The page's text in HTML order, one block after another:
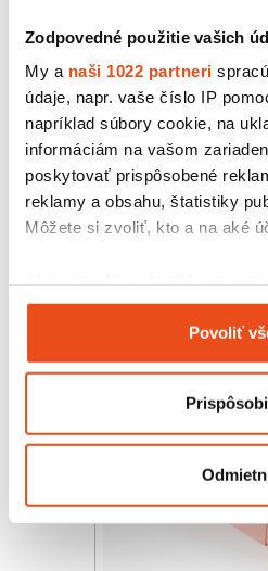
Zodpovedné použitie vašich
My a naši 1022 partneri
údaje, napr. vaše číslo IP
napríklad súbory cookie, na
informáciám na vašom
poskytovať prispôsobené
reklamy a obsahu, štatistiky
Môžete si zvoliť, kto a na aké
Zhromažďovať
polohe s presnosťou na
Identifikovať vaše
Viac informácií o tom, ako sa
údaje, nájdete v časti svašimi
o používaní súborov cookie.
Povoliť
Krabička na
Blush